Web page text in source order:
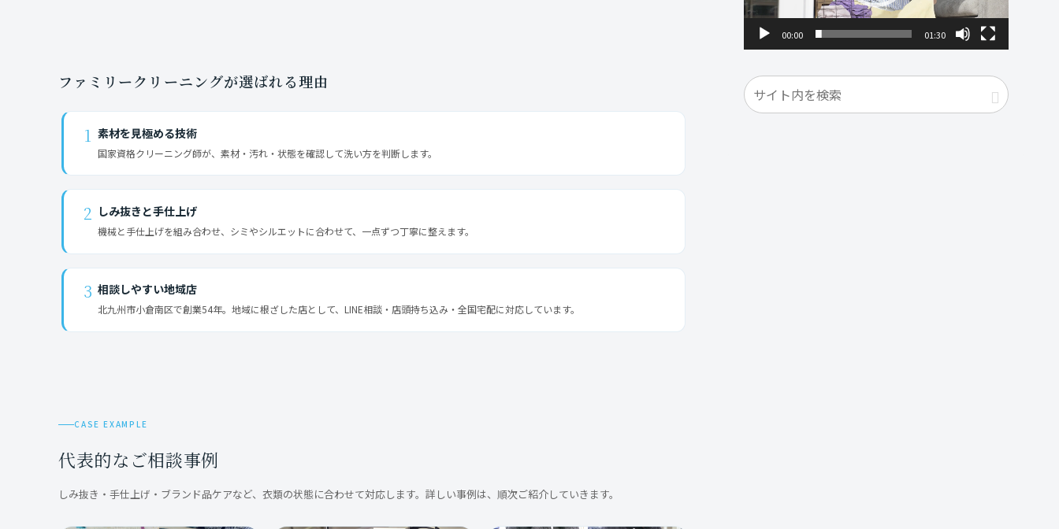
ファミリークリーニングが選ばれる理由
1 素材を見極める技術
国家資格クリーニング師が、素材・汚れ・状態を確認して洗い方を判断します。
2 しみ抜きと手仕上げ
機械と手仕上げを組み合わせ、シミやシルエットに合わせて、一点ずつ丁寧に整えます。
3 相談しやすい地域店
北九州市小倉南区で創業54年。地域に根ざした店として、LINE相談・店頭持ち込み・全国宅配に対応しています。
CASE EXAMPLE
代表的なご相談事例
しみ抜き・手仕上げ・ブランド品ケアなど、衣類の状態に合わせて対応します。詳しい事例は、順次ご紹介していきます。
ー
00:00 01:30